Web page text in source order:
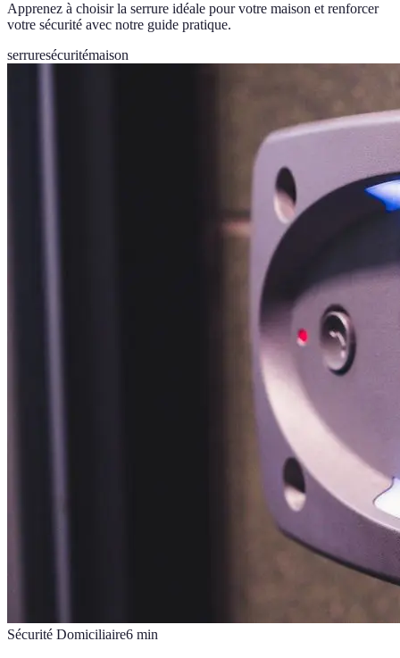
Apprenez à choisir la serrure idéale pour votre maison et renforcer
votre sécurité avec notre guide pratique.
serruresécuritémaison
Sécurité Domiciliaire6 min